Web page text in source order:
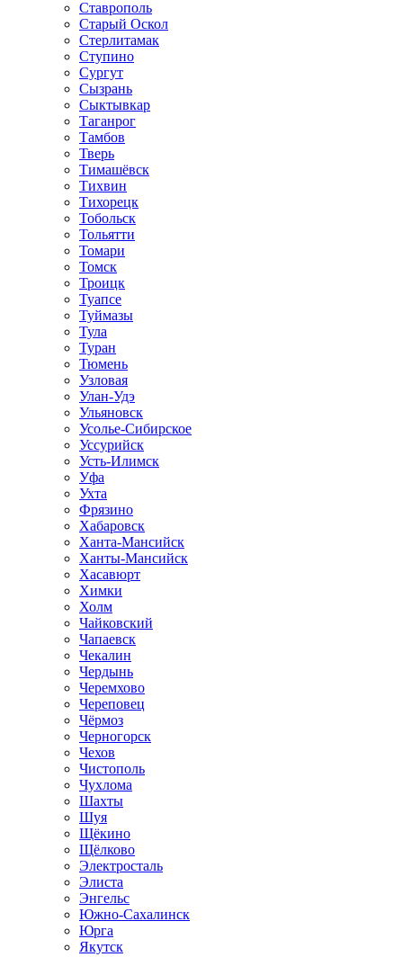
Ставрополь
Старый Оскол
Стерлитамак
Ступино
Сургут
Сызрань
Сыктывкар
Таганрог
Тамбов
Тверь
Тимашёвск
Тихвин
Тихорецк
Тобольск
Тольятти
Томари
Томск
Троицк
Туапсе
Туймазы
Тула
Туран
Тюмень
Узловая
Улан-Удэ
Ульяновск
Усолье-Сибирское
Уссурийск
Усть-Илимск
Уфа
Ухта
Фрязино
Хабаровск
Ханта-Мансийск
Ханты-Мансийск
Хасавюрт
Химки
Холм
Чайковский
Чапаевск
Чекалин
Чердынь
Черемхово
Череповец
Чёрмоз
Черногорск
Чехов
Чистополь
Чухлома
Шахты
Шуя
Щёкино
Щёлково
Электросталь
Элиста
Энгельс
Южно-Сахалинск
Юрга
Якутск